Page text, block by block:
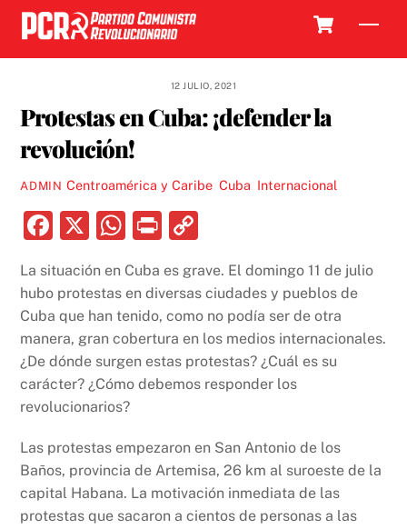
Skip
content
12 JULIO, 2021
Protestas en Cuba: ¡defender la
revolución!
ADMIN Centroamérica y Caribe, Cuba Internacional
F
c
e
b
o
o
X
W
at
s
A
p
p
P
nt p
y
Li
n
k
La situación en Cuba es grave. El domingo 11 de julio
hubo protestas en diversas ciudades y pueblos de
Cuba que han tenido, como no podía ser de otra
manera, gran cobertura en los medios internacionales.
¿De dónde surgen estas protestas? ¿Cuál es su
carácter? ¿Cómo debemos responder los
revolucionarios?
Las protestas empezaron en San Antonio de los
Baños, provincia de Artemisa, 26 km al suroeste de la
capital Habana. La motivación inmediata de las
protestas que sacaron a cientos de personas a las